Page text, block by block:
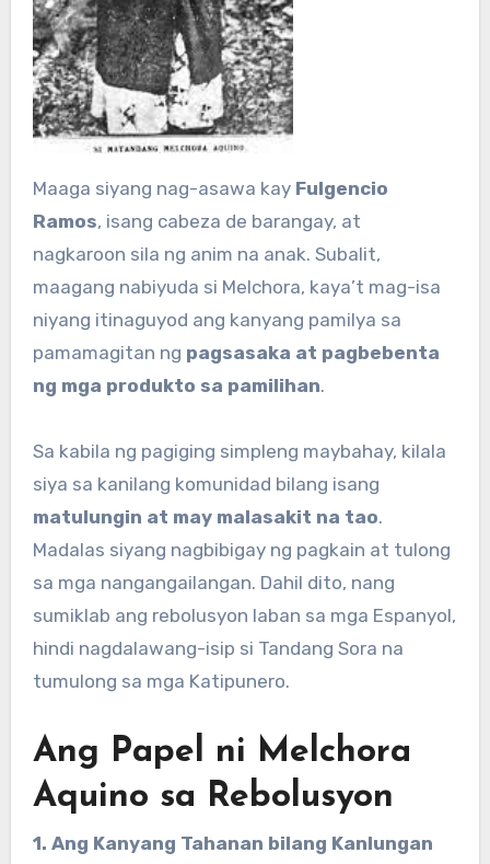
Maaga siyang nag-asawa kay Fulgencio
Ramos, isang cabeza de barangay, at
nagkaroon sila ng anim na anak. Subalit,
maagang nabiyuda si Melchora, kaya’t mag-isa
niyang itinaguyod ang kanyang pamilya sa
pamamagitan ng pagsasaka at pagbebenta
ng mga produkto sa pamilihan.
Sa kabila ng pagiging simpleng maybahay, kilala
siya sa kanilang komunidad bilang isang
matulungin at may malasakit na tao.
Madalas siyang nagbibigay ng pagkain at tulong
sa mga nangangailangan. Dahil dito, nang
sumiklab ang rebolusyon laban sa mga Espanyol,
hindi nagdalawang-isip si Tandang Sora na
tumulong sa mga Katipunero.
Ang Papel ni Melchora
Aquino sa Rebolusyon
1. Ang Kanyang Tahanan bilang Kanlungan